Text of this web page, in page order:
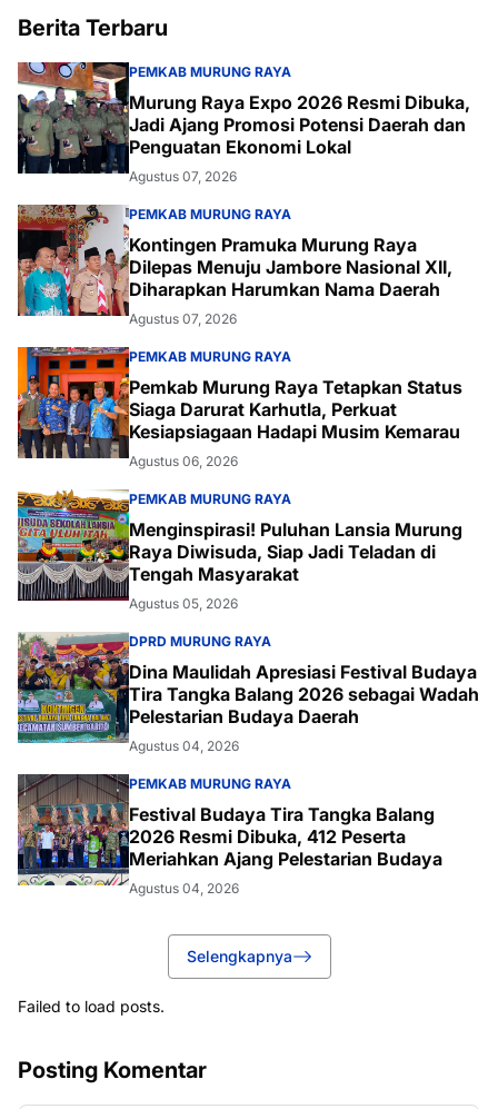
Berita Terbaru
PEMKAB MURUNG RAYA
Murung Raya Expo 2026 Resmi Dibuka,
Jadi Ajang Promosi Potensi Daerah dan
Penguatan Ekonomi Lokal
Agustus 07, 2026
PEMKAB MURUNG RAYA
Kontingen Pramuka Murung Raya
Dilepas Menuju Jambore Nasional XII,
Diharapkan Harumkan Nama Daerah
Agustus 07, 2026
PEMKAB MURUNG RAYA
Pemkab Murung Raya Tetapkan Status
Siaga Darurat Karhutla, Perkuat
Kesiapsiagaan Hadapi Musim Kemarau
Agustus 06, 2026
PEMKAB MURUNG RAYA
Menginspirasi! Puluhan Lansia Murung
Raya Diwisuda, Siap Jadi Teladan di
Tengah Masyarakat
Agustus 05, 2026
DPRD MURUNG RAYA
Dina Maulidah Apresiasi Festival Budaya
Tira Tangka Balang 2026 sebagai Wadah
Pelestarian Budaya Daerah
Agustus 04, 2026
PEMKAB MURUNG RAYA
Festival Budaya Tira Tangka Balang
2026 Resmi Dibuka, 412 Peserta
Meriahkan Ajang Pelestarian Budaya
Agustus 04, 2026
Selengkapnya
Failed to load posts.
Posting Komentar